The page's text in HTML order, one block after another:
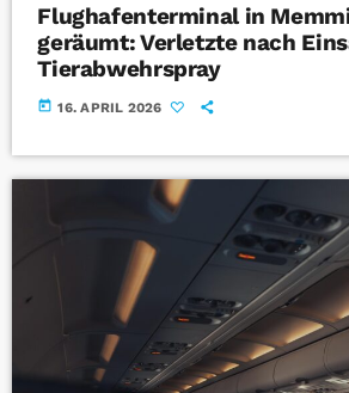
Flughafenterminal in
geräumt: Verletzte nach
Tierabwehrspray
today 16. APRIL 2026